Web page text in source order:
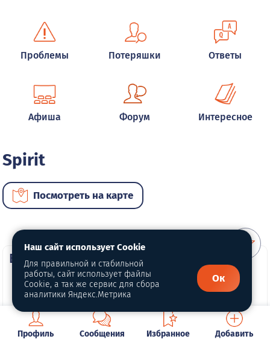
Проблемы Потеряшки Ответы
Афиша Форум Интересное
Spirit
Посмотреть на карте
ВИП автомобили
Профиль Сообщения Избранное Добавить
Наш сайт использует Cookie
Для правильной и стабильной
работы, сайт использует файлы
Cookie, а так же сервис для сбора
аналитики Яндекс.Метрика
Ок